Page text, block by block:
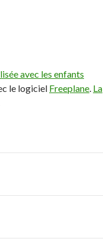
avec les enfants
le logiciel Freeplane. La